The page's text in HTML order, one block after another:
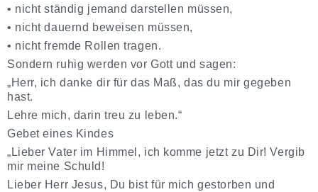
• nicht ständig jemand darstellen müssen,
• nicht dauernd beweisen müssen,
• nicht fremde Rollen tragen.
Sondern ruhig werden vor Gott und sagen:
„Herr, ich danke dir für das Maß, das du mir gegeben
hast.
Lehre mich, darin treu zu leben.“
Gebet eines Kindes
„Lieber Vater im Himmel, ich komme jetzt zu Dir! Vergib
mir meine Schuld!
Lieber Herr Jesus, Du bist für mich gestorben und